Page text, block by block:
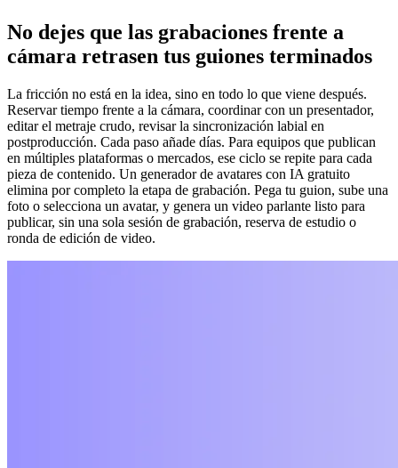
No dejes que las grabaciones frente a
cámara retrasen tus guiones terminados
La fricción no está en la idea, sino en todo lo que viene después.
Reservar tiempo frente a la cámara, coordinar con un presentador,
editar el metraje crudo, revisar la sincronización labial en
postproducción. Cada paso añade días. Para equipos que publican
en múltiples plataformas o mercados, ese ciclo se repite para cada
pieza de contenido. Un generador de avatares con IA gratuito
elimina por completo la etapa de grabación. Pega tu guion, sube una
foto o selecciona un avatar, y genera un video parlante listo para
publicar, sin una sola sesión de grabación, reserva de estudio o
ronda de edición de video.